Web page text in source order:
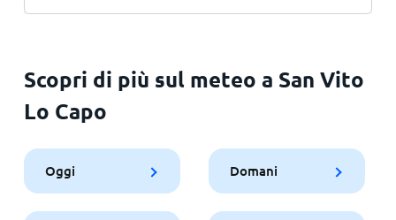
Scopri di più sul meteo a San Vito
Lo Capo
Oggi Domani